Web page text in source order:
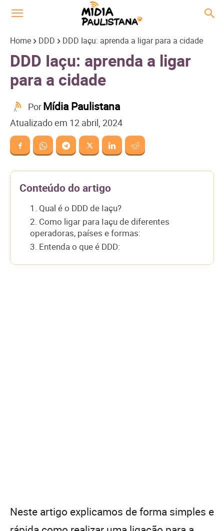
Home DDD DDD Iaçu: aprenda a ligar para a cidade
DDD Iaçu: aprenda a ligar
para a cidade
PorMídia Paulistana
Atualizado em 12 abril, 2024
Conteúdo do artigo
1. Qual é o DDD de Iaçu?
2. Como ligar para Iaçu de diferentes
operadoras, países e formas:
3. Entenda o que é DDD:
Neste artigo explicamos de forma simples e